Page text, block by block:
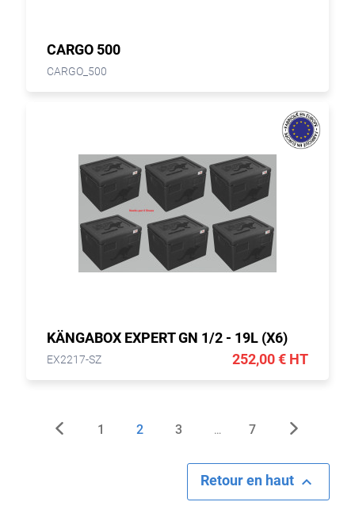
CARGO 500
CARGO_500
KÄNGABOX EXPERT GN 1/2 - 19L (X6)
EX2217-SZ 252,00 € HT
1 2 3 … 7
Retour en haut 